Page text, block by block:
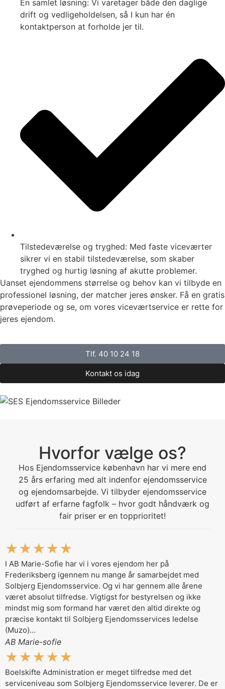
En samlet løsning: Vi varetager både den daglige
drift og vedligeholdelsen, så I kun har én
kontaktperson at forholde jer til.
Tilstedeværelse og tryghed: Med faste viceværter
sikrer vi en stabil tilstedeværelse, som skaber
tryghed og hurtig løsning af akutte problemer.
Uanset ejendommens størrelse og behov kan vi tilbyde en
professionel løsning, der matcher jeres ønsker. Få en gratis
prøveperiode og se, om vores viceværtservice er rette for
jeres ejendom.
Tlf. 40 10 24 18
Kontakt os idag
Hvorfor vælge os?
Hos Ejendomsservice københavn har vi mere end
25 års erfaring med alt indenfor ejendomsservice
og ejendomsarbejde. Vi tilbyder ejendomsservice
udført af erfarne fagfolk – hvor godt håndværk og
fair priser er en topprioritet!
★★★★★
I AB Marie-Sofie har vi i vores ejendom her på
Frederiksberg igennem nu mange år samarbejdet med
Solbjerg Ejendomsservice. Og vi har gennem alle årene
været absolut tilfredse. Vigtigst for bestyrelsen og ikke
mindst mig som formand har været den altid direkte og
præcise kontakt til Solbjerg Ejendomsservices ledelse
(Muzo)...
AB Marie-sofie
★★★★★
Boelskifte Administration er meget tilfredse med det
serviceniveau som Solbjerg Ejendomsservice leverer. De er